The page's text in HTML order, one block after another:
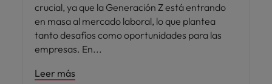
crucial, ya que la Generación Z está entrando
en masa al mercado laboral, lo que plantea
tanto desafíos como oportunidades para las
empresas. En
Leer más